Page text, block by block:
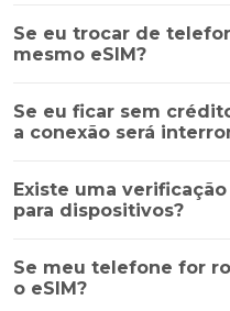
Se eu trocar de
mesmo eSIM?
Se eu ficar sem
a conexão será
Existe uma
para dispositivos?
Se meu telefone for
o eSIM?